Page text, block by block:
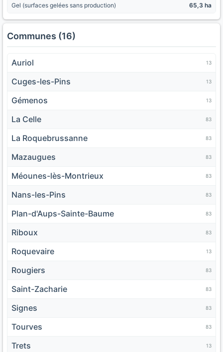
Gel (surfaces gelées sans production) 65,3 ha
Communes (16)
Auriol 13
Cuges-les-Pins 13
Gémenos 13
La Celle 83
La Roquebrussanne 83
Mazaugues 83
Méounes-lès-Montrieux 83
Nans-les-Pins 83
Plan-d'Aups-Sainte-Baume 83
Riboux 83
Roquevaire 13
Rougiers 83
Saint-Zacharie 83
Signes 83
Tourves 83
Trets 13